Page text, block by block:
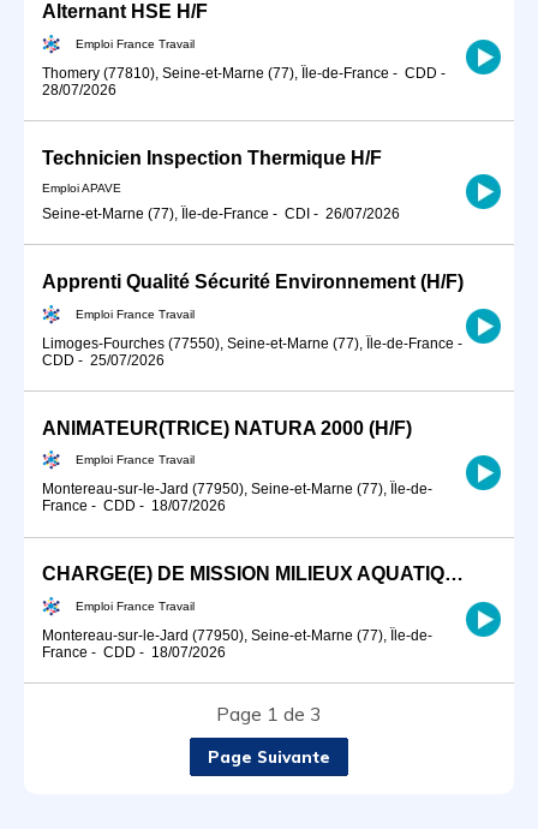
Alternant HSE H/F
Emploi France Travail
Thomery (77810), Seine-et-Marne (77), Île-de-France - CDD -
28/07/2026
Technicien Inspection Thermique H/F
Emploi APAVE
Seine-et-Marne (77), Île-de-France - CDI - 26/07/2026
Apprenti Qualité Sécurité Environnement (H/F)
Emploi France Travail
Limoges-Fourches (77550), Seine-et-Marne (77), Île-de-France -
CDD - 25/07/2026
ANIMATEUR(TRICE) NATURA 2000 (H/F)
Emploi France Travail
Montereau-sur-le-Jard (77950), Seine-et-Marne (77), Île-de-
France - CDD - 18/07/2026
CHARGE(E) DE MISSION MILIEUX AQUATIQUES (H/F)
Emploi France Travail
Montereau-sur-le-Jard (77950), Seine-et-Marne (77), Île-de-
France - CDD - 18/07/2026
Page 1 de 3
Page Suivante